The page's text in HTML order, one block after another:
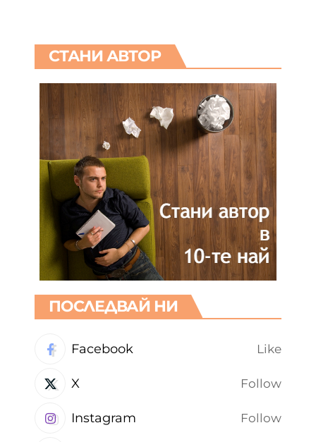
СТАНИ АВТОР
ПОСЛЕДВАЙ НИ
Facebook Like
X Follow
Instagram Follow